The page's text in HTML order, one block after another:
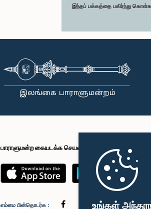
உங்கள்
இந்தப் பக்கத்தை பகிர்ந்து கொள்க
பாராளுமன்ற கையடக்க செயலி
எம்மை பின்தொடர்க :